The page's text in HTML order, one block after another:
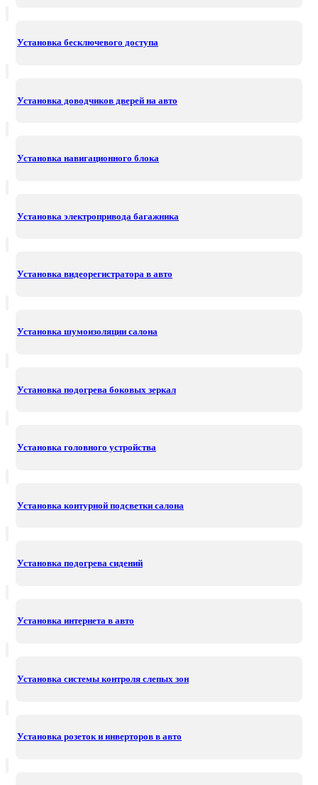
Установка бесключевого доступа
Установка доводчиков дверей на авто
Установка навигационного блока
Установка электропривода багажника
Установка видеорегистратора в авто
Установка шумоизоляции салона
Установка подогрева боковых зеркал
Установка головного устройства
Установка контурной подсветки салона
Установка подогрева сидений
Установка интернета в авто
Установка системы контроля слепых зон
Установка розеток и инверторов в авто